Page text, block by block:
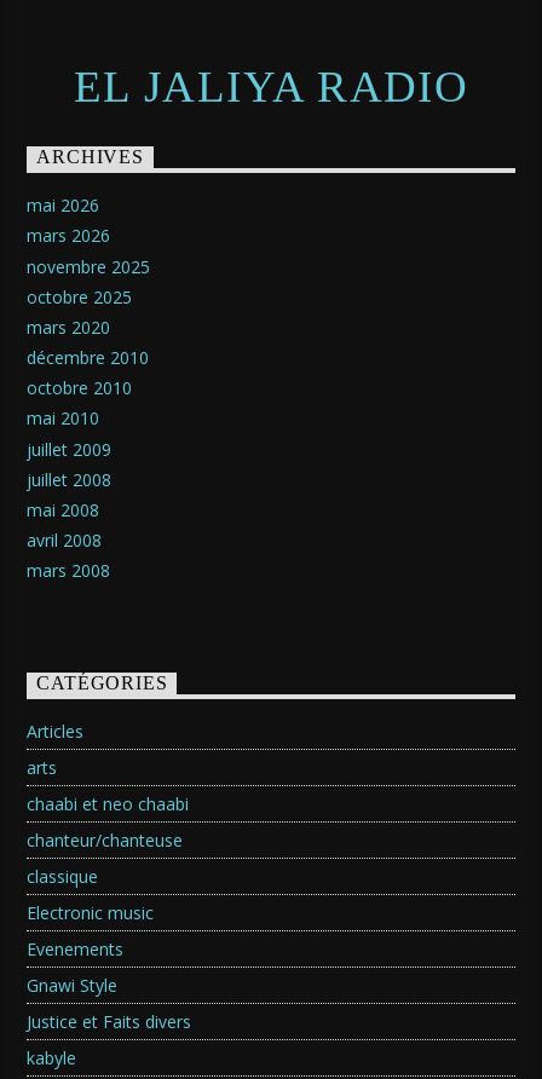
EL JALIYA RADIO
ARCHIVES
mai 2026
mars 2026
novembre 2025
octobre 2025
mars 2020
décembre 2010
octobre 2010
mai 2010
juillet 2009
juillet 2008
mai 2008
avril 2008
mars 2008
CATÉGORIES
Articles
arts
chaabi et neo chaabi
chanteur/chanteuse
classique
Electronic music
Evenements
Gnawi Style
Justice et Faits divers
kabyle